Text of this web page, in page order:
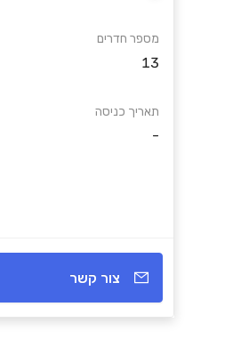
מספר חדרים
13
תאריך כניסה
-
צור קשר